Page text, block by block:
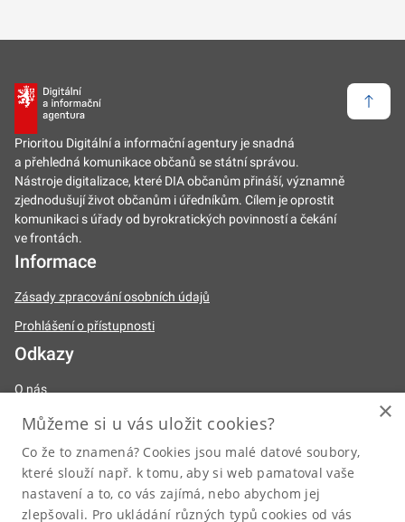
Prioritou Digitální a informační agentury je snadná
a přehledná komunikace občanů se státní správou.
Nástroje digitalizace, které DIA občanům přináší, významně
zjednodušují život občanům i úředníkům. Cílem je oprostit
komunikaci s úřady od byrokratických povinností a čekání
ve frontách.
Informace
Zásady zpracování osobních údajů
Prohlášení o přístupnosti
Odkazy
O nás
Naše činnosti
Legislativa
Úřední deska
Zpět
×
Můžeme si u vás uložit cookies?
Co že to znamená? Cookies jsou malé datové soubory,
které slouží např. k tomu, aby si web pamatoval vaše
nastavení a to, co vás zajímá, nebo abychom jej
zlepšovali. Pro ukládání různých typů cookies od vás